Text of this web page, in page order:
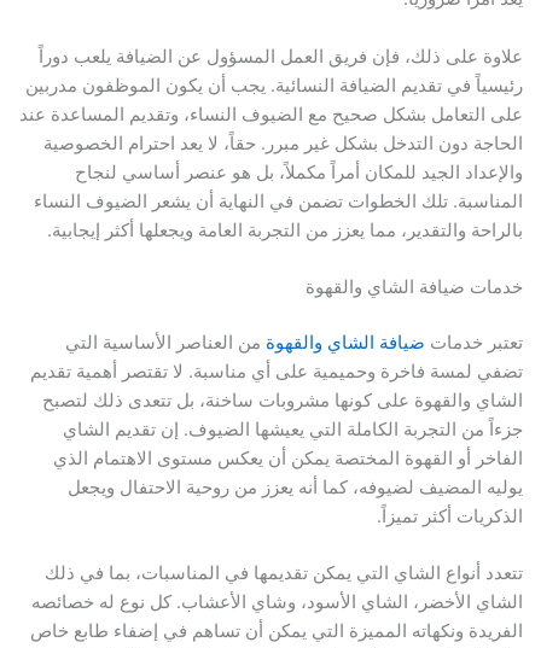
علاوة على ذلك، فإن فريق العمل المسؤول عن الضيافة يلعب دوراً
رئيسياً في تقديم الضيافة النسائية. يجب أن يكون الموظفون مدربين
على التعامل بشكل صحيح مع الضيوف النساء، وتقديم المساعدة عند
الحاجة دون التدخل بشكل غير مبرر. حقاً، لا يعد احترام الخصوصية
والإعداد الجيد للمكان أمراً مكملاً، بل هو عنصر أساسي لنجاح
المناسبة. تلك الخطوات تضمن في النهاية أن يشعر الضيوف النساء
بالراحة والتقدير، مما يعزز من التجربة العامة ويجعلها أكثر إيجابية.
خدمات ضيافة الشاي والقهوة
تعتبر خدمات ضيافة الشاي والقهوةمن العناصر الأساسية التي
تضفي لمسة فاخرة وحميمية على أي مناسبة. لا تقتصر أهمية تقديم
الشاي والقهوة على كونها مشروبات ساخنة، بل تتعدى ذلك لتصبح
جزءاً من التجربة الكاملة التي يعيشها الضيوف. إن تقديم الشاي
الفاخر أو القهوة المختصة يمكن أن يعكس مستوى الاهتمام الذي
يوليه المضيف لضيوفه، كما أنه يعزز من روحية الاحتفال ويجعل
الذكريات أكثر تميزاً.
تتعدد أنواع الشاي التي يمكن تقديمها في المناسبات، بما في ذلك
الشاي الأخضر، الشاي الأسود، وشاي الأعشاب. كل نوع له خصائصه
الفريدة ونكهاته المميزة التي يمكن أن تساهم في إضفاء طابع خاص